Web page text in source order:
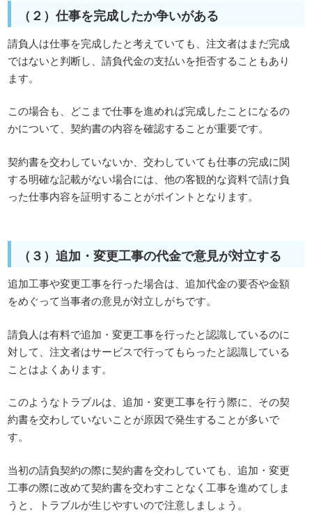
（２）仕事を完成したか争いがある
請負人は仕事を完成したと考えていても、注文者はまだ完成
ではないと判断し、請負代金の支払いを拒否することもあり
ます。
この場合も、どこまで仕事を進めれば完成したことになるの
かについて、契約書の内容を確認することが重要です。
契約書を交わしていないか、交わしていても仕事の完成に関
する明確な記載がない場合には、他の客観的な資料で請け負
った仕事内容を証明することがポイントとなります。
（３）追加・変更工事の代金で意見が対立する
追加工事や変更工事を行った場合は、追加代金の要否や金額
をめぐって当事者の意見が対立しがちです。
請負人は有料で追加・変更工事を行ったと認識しているのに
対して、注文者はサービスで行ってもらったと認識している
ことはよくあります。
このようなトラブルは、追加・変更工事を行う際に、その契
約書を交わしていないことが原因で発生することが多いで
す。
当初の請負契約の際に契約書を交わしていても、追加・変更
工事の際に改めて契約書を交わすことなく工事を進めてしま
うと、トラブルが生じやすいので注意しましょう。